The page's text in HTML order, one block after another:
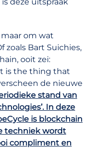
om wat
zoals Bart Suichies,
ooit zei:
is the thing that
de nieuwe
stand van
In deze
is blockchain
techniek wordt
compliment en